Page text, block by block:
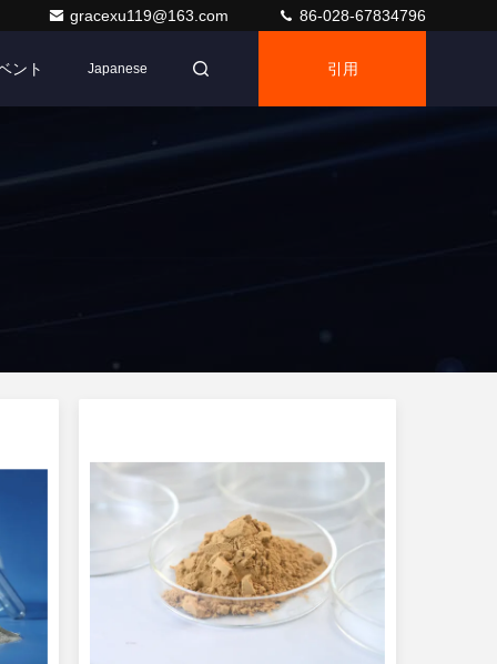
gracexu119@163.com 86-028-67834796
ント Japanese 引用